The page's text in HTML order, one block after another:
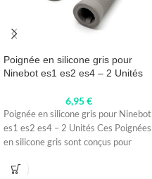
Poignée en silicone gris pour
Ninebot es1 es2 es4 – 2 Unités
6,95€
Poignée en silicone gris pour Ninebot
es1 es2 es4 – 2 Unités Ces Poignées
en silicone gris sont conçus pour